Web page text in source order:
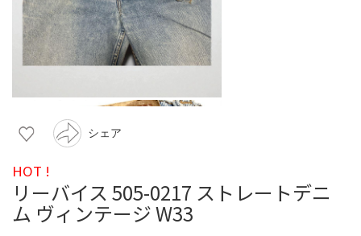
シェア
HOT !
リーバイス 505-0217 ストレートデニ
ム ヴィンテージ W33